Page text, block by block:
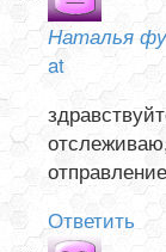
Наталья
at
Ответить